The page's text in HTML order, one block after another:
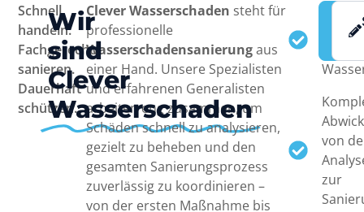
Schnell
handeln.
Fachgerecht
sanieren.
Dauerhaft
schützen.
Wir
sind
Clever
Wasserschaden
Clever Wasserschaden steht für
professionelle
Wasserschadensanierungaus
einer Hand. Unsere Spezialisten
und erfahrenen Generalisten
arbeiten eng zusammen, um
Schäden schnell zu analysieren,
gezielt zu beheben und den
gesamten Sanierungsprozess
zuverlässig zu koordinieren –
von der ersten Maßnahme bis
von
zur